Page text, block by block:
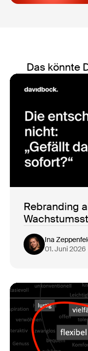
Das könnte
Rebranding
Ina
01. Juni 2026